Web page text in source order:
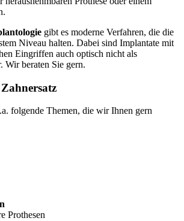
gibt es moderne Verfahren, die die
Niveau halten. Dabei sind Implantate mit
Eingriffen auch optisch nicht als
Wir beraten Sie gern.
folgende Themen, die wir Ihnen gern
Prothesen